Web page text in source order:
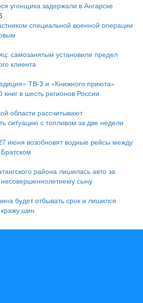
угонщика задержали в Ангарске
специальной военной операции
самозанятым установили предел
клиента
ТВ-3 и «Книжного приюта»
книг в шесть регионов России
области рассчитывают
ситуацию с топливом за две недели
июня возобновят водные рейсы между
района лишилась авто за
сыну
будет отбывать срок и лишился
шин